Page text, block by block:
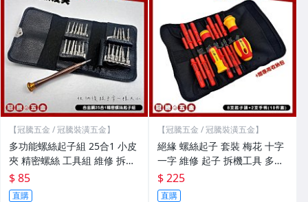
【冠騰五金 / 冠騰裝潢五金】
多功能螺絲起子組 25合1 小皮
夾 精密螺絲 工具組 維修 拆機
手機 眼鏡 筆電【GTH冠騰五
金】
$ 85
直購
【冠騰五金 / 冠騰裝潢五金】
絕緣 螺絲起子 套裝 梅花 十字
一字 維修 起子 拆機工具 多功
能 電工 維修工具 水電 高壓
【GTH冠騰五金】
$ 225
直購